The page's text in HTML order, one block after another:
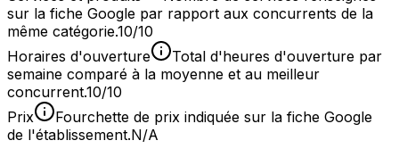
sur la fiche Google par rapport aux concurrents de la
même catégorie.10/10
Horaires d'ouverture
Total d'heures d'ouverture par
semaine comparé à la moyenne et au meilleur
concurrent.10/10
Prix
Fourchette de prix indiquée sur la fiche Google
de l'établissement.N/A